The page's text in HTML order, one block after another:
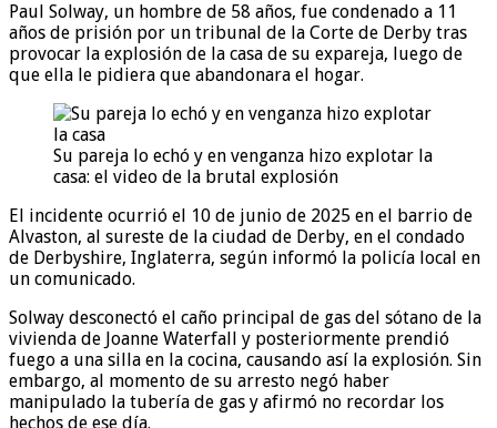
Paul Solway, un hombre de 58 años, fue condenado a 11
años de prisión por un tribunal de la Corte de Derby tras
provocar la explosión de la casa de su expareja, luego de
que ella le pidiera que abandonara el hogar.
Su pareja lo echó y en venganza hizo explotar la
casa: el video de la brutal explosión
El incidente ocurrió el 10 de junio de 2025 en el barrio de
Alvaston, al sureste de la ciudad de Derby, en el condado
de Derbyshire, Inglaterra, según informó la policía local en
un comunicado.
Solway desconectó el caño principal de gas del sótano de la
vivienda de Joanne Waterfall y posteriormente prendió
fuego a una silla en la cocina, causando así la explosión. Sin
embargo, al momento de su arresto negó haber
manipulado la tubería de gas y afirmó no recordar los
hechos de ese día.